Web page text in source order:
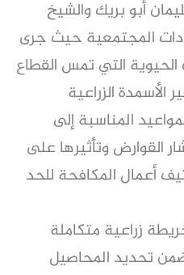
أبو بريك والشيخ
المجتمعية حيث جرى
التي تمس القطاع
الزراعية
المناسبة إلى
القوارض وتأثيرها على
أعمال المكافحة للحد
زراعية متكاملة
تحديد المحاصيل